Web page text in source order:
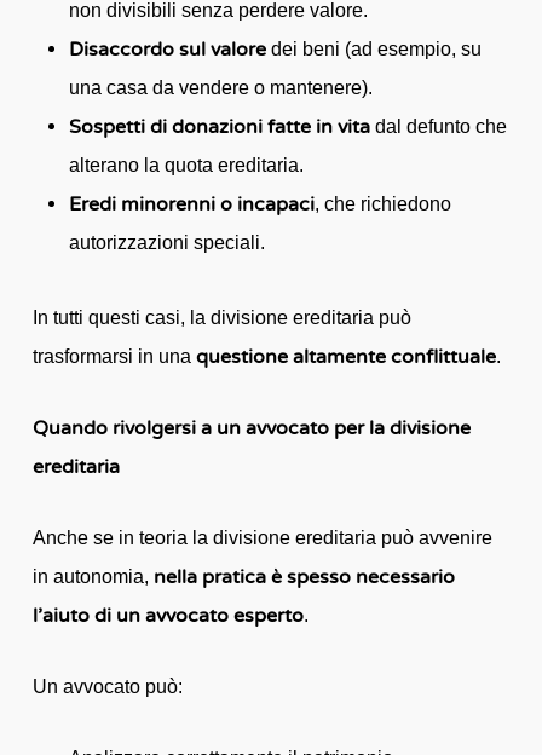
non divisibili senza perdere valore.
Disaccordo sul valoredei beni (ad esempio, su
una casa da vendere o mantenere).
Sospetti di donazioni fatte in vitadal defunto che
alterano la quota ereditaria.
Eredi minorenni o incapaci, che richiedono
autorizzazioni speciali.
In tutti questi casi, la divisione ereditaria può
trasformarsi in una questione altamente conflittuale.
Quando rivolgersi a un avvocato per la divisione
ereditaria
Anche se in teoria la divisione ereditaria può avvenire
in autonomia, nella pratica è spesso necessario
l’aiuto di un avvocato esperto.
Un avvocato può: